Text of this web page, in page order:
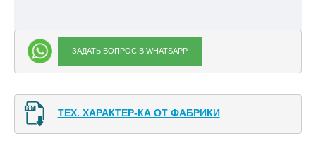
ЗАДАТЬ ВОПРОС В WHATSAPP
ТЕХ. ХАРАКТЕР-КА ОТ ФАБРИКИ